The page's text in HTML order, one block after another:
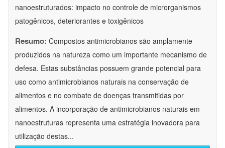
nanoestruturados: impacto no controle de microrganismos
patogênicos, deteriorantes e toxigênicos
Resumo: Compostos antimicrobianos são amplamente
produzidos na natureza como um importante mecanismo de
defesa. Estas substâncias possuem grande potencial para
uso como antimicrobianos naturais na conservação de
alimentos e no combate de doenças transmitidas por
alimentos. A incorporação de antimicrobianos naturais em
nanoestruturas representa uma estratégia inovadora para
utilização destas...